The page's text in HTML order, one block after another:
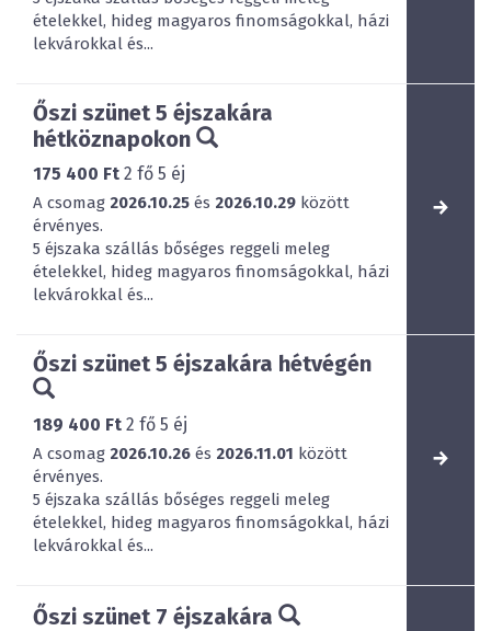
ételekkel, hideg magyaros finomságokkal, házi
lekvárokkal és...
Őszi szünet 5 éjszakára
hétköznapokon
175 400 Ft 2 fő 5 éj
A csomag 2026.10.25 és 2026.10.29 között
érvényes.
5 éjszaka szállás bőséges reggeli meleg
ételekkel, hideg magyaros finomságokkal, házi
lekvárokkal és...
Őszi szünet 5 éjszakára hétvégén
189 400 Ft 2 fő 5 éj
A csomag 2026.10.26 és 2026.11.01 között
érvényes.
5 éjszaka szállás bőséges reggeli meleg
ételekkel, hideg magyaros finomságokkal, házi
lekvárokkal és...
Őszi szünet 7 éjszakára